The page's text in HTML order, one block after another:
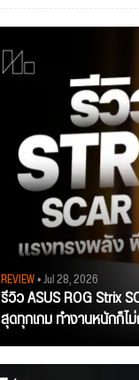
REVIEW• Jul 28, 2026
รีวิว ASUS ROG Strix
สุดทุกเกม ทำงานหนักก็ไ